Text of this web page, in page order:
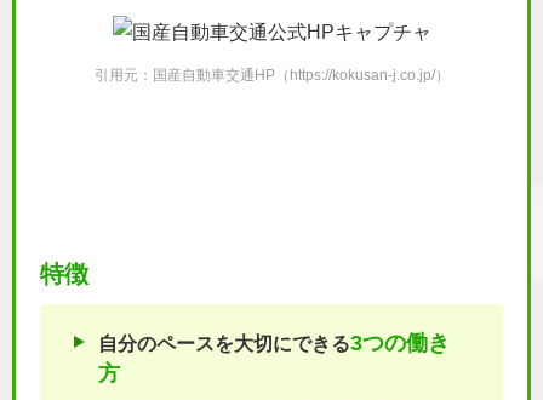
引用元：国産自動車交通HP（https://kokusan-j.co.jp/）
特徴
自分のペースを大切にできる3つの働き
方